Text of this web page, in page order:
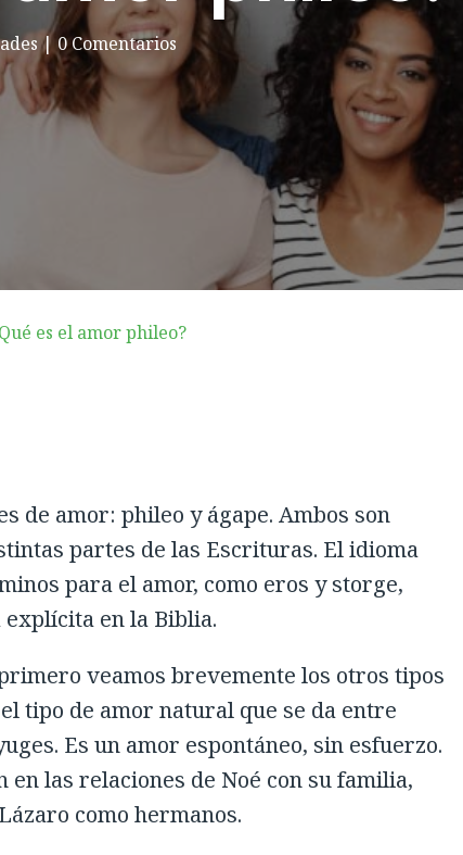
|0 Comentarios
es el amor phileo?
de amor: phileo y ágape. Ambos son
partes de las Escrituras. El idioma
para el amor, como eros y storge,
explícita en la Biblia.
veamos brevemente los otros tipos
tipo de amor natural que se da entre
Es un amor espontáneo, sin esfuerzo.
las relaciones de Noé con su familia,
como hermanos.